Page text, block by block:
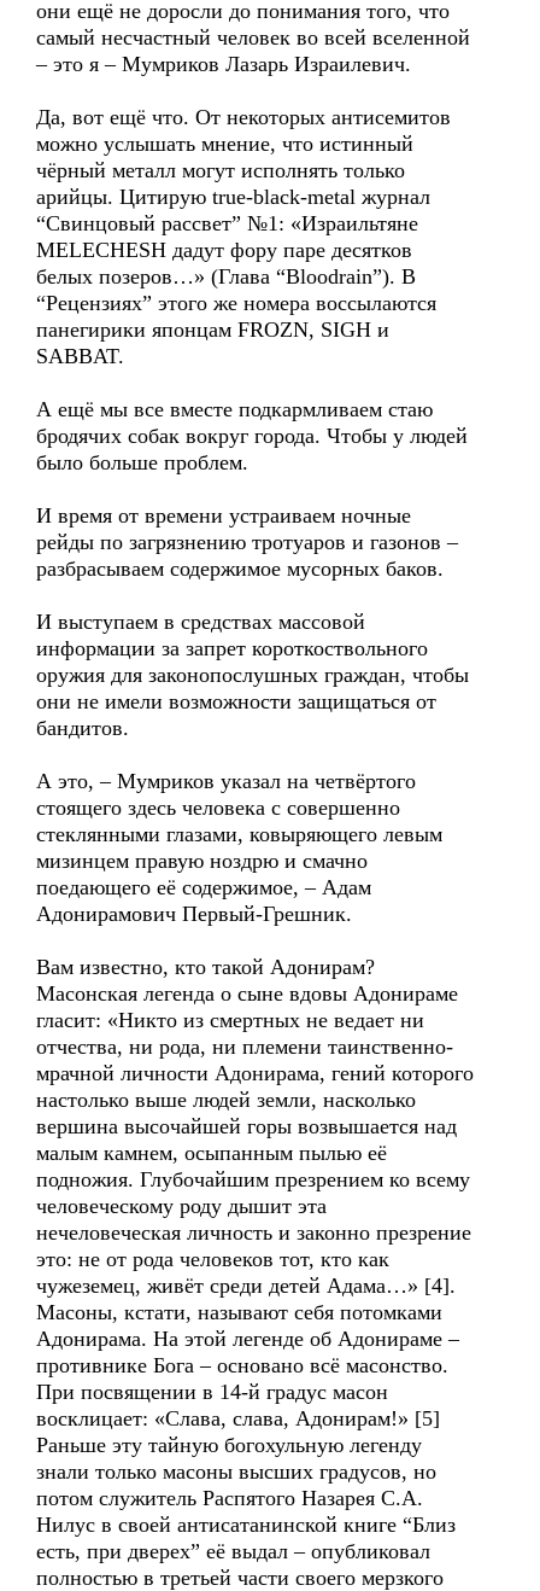
они ещё не доросли до понимания того, что
самый несчастный человек во всей вселенной
– это я – Мумриков Лазарь Израилевич.
Да, вот ещё что. От некоторых антисемитов
можно услышать мнение, что истинный
чёрный металл могут исполнять только
арийцы. Цитирую true-black-metal журнал
“Свинцовый рассвет” №1: «Израильтяне
MELECHESH дадут фору паре десятков
белых позеров…» (Глава “Bloodrain”). В
“Рецензиях” этого же номера воссылаются
панегирики японцам FROZN, SIGH и
SABBAT.
А ещё мы все вместе подкармливаем стаю
бродячих собак вокруг города. Чтобы у людей
было больше проблем.
И время от времени устраиваем ночные
рейды по загрязнению тротуаров и газонов –
разбрасываем содержимое мусорных баков.
И выступаем в средствах массовой
информации за запрет короткоствольного
оружия для законопослушных граждан, чтобы
они не имели возможности защищаться от
бандитов.
А это, – Мумриков указал на четвёртого
стоящего здесь человека с совершенно
стеклянными глазами, ковыряющего левым
мизинцем правую ноздрю и смачно
поедающего её содержимое, – Адам
Адонирамович Первый-Грешник.
Вам известно, кто такой Адонирам?
Масонская легенда о сыне вдовы Адонираме
гласит: «Никто из смертных не ведает ни
отчества, ни рода, ни племени таинственно-
мрачной личности Адонирама, гений которого
настолько выше людей земли, насколько
вершина высочайшей горы возвышается над
малым камнем, осыпанным пылью её
подножия. Глубочайшим презрением ко всему
человеческому роду дышит эта
нечеловеческая личность и законно презрение
это: не от рода человеков тот, кто как
чужеземец, живёт среди детей Адама…» [4].
Масоны, кстати, называют себя потомками
Адонирама. На этой легенде об Адонираме –
противнике Бога – основано всё масонство.
При посвящении в 14-й градус масон
восклицает: «Слава, слава, Адонирам!» [5]
Раньше эту тайную богохульную легенду
знали только масоны высших градусов, но
потом служитель Распятого Назарея С.А.
Нилус в своей антисатанинской книге “Близ
есть, при дверех” её выдал – опубликовал
полностью в третьей части своего мерзкого